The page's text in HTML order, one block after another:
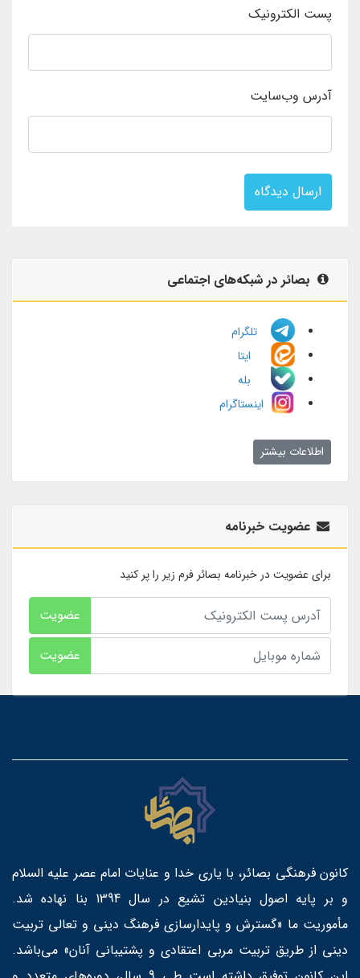
پست الکترونیک
آدرس وب‌سایت
ارسال دیدگاه
بصائر در شبکه‌های اجتماعی
تلگرام
ایتا
بله
اینستاگرام
اطلاعات بیشتر
عضویت خبرنامه
برای عضویت در خبرنامه بصائر فرم زیر را پر کنید
عضویت
عضویت
کانون فرهنگی بصائر، با یاری خدا و عنایات امام عصر علیه السلام
و بر پایه اصول بنیادین تشیع در سال 1394 بنا نهاده شد.
مأموریت ما «گسترش و پایدارسازی فرهنگ دینی و تعالی تربیت
دینی از طریق تربیت مربی اعتقادی و پشتیبانی آنان» می‌باشد.